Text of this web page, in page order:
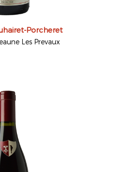
Porcheret
Les Prevaux